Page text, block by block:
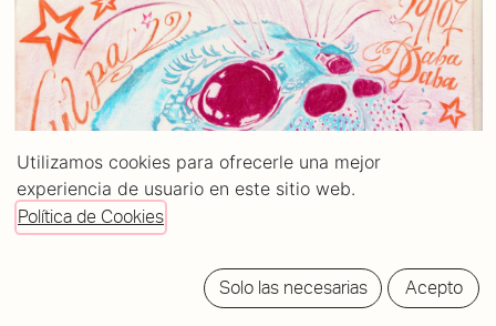
Utilizamos cookies para ofrecerle una mejor
experiencia de usuario en este sitio web.
Política de Cookies
Solo las necesarias Acepto